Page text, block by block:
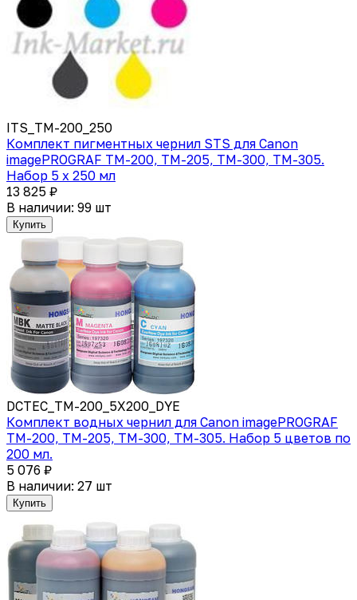
ITS_TM-200_250
Комплект пигментных чернил STS для Canon
imagePROGRAF TM-200, TM-205, TM-300, TM-305.
Набор 5 x 250 мл
13 825 ₽
В наличии: 99 шт
Купить
DCTEC_TM-200_5X200_DYE
Комплект водных чернил для Canon imagePROGRAF
TM-200, TM-205, TM-300, TM-305. Набор 5 цветов по
200 мл.
5 076 ₽
В наличии: 27 шт
Купить